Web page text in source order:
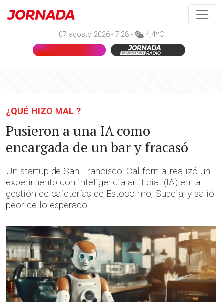
07 agosto 2026 - 7:28 - 4,4ºC
¿QUÉ HIZO MAL ?
Pusieron a una IA como
encargada de un bar y fracasó
Un startup de San Francisco, California, realizó un
experimento con inteligencia artificial (IA) en la
gestión de cafeterías de Estocolmo, Suecia, y salió
peor de lo esperado.